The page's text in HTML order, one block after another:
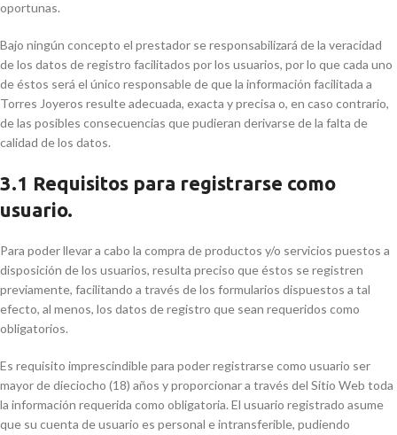
oportunas.
Bajo ningún concepto el prestador se responsabilizará de la veracidad
de los datos de registro facilitados por los usuarios, por lo que cada uno
de éstos será el único responsable de que la información facilitada a
Torres Joyeros resulte adecuada, exacta y precisa o, en caso contrario,
de las posibles consecuencias que pudieran derivarse de la falta de
calidad de los datos.
3.1 Requisitos para registrarse como
usuario.
Para poder llevar a cabo la compra de productos y/o servicios puestos a
disposición de los usuarios, resulta preciso que éstos se registren
previamente, facilitando a través de los formularios dispuestos a tal
efecto, al menos, los datos de registro que sean requeridos como
obligatorios.
Es requisito imprescindible para poder registrarse como usuario ser
mayor de dieciocho (18) años y proporcionar a través del Sitio Web toda
la información requerida como obligatoria. El usuario registrado asume
que su cuenta de usuario es personal e intransferible, pudiendo